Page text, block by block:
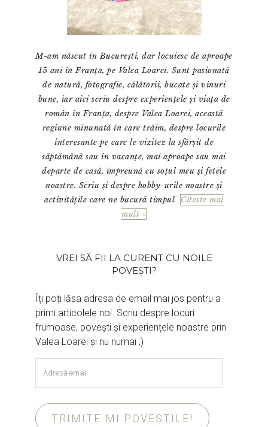
M-am născut în București, dar locuiesc de aproape
15 ani în Franța, pe Valea Loarei. Sunt pasionată
de natură, fotografie, călătorii, bucate și vinuri
bune, iar aici scriu despre experiențele și viața de
român în Franța, despre Valea Loarei, această
regiune minunată în care trăim, despre locurile
interesante pe care le vizitez la sfârșit de
săptămână sau în vacanțe, mai aproape sau mai
departe de casă, împreună cu soțul meu și fetele
noastre. Scriu și despre hobby-urile noastre și
activitățile care ne bucură timpul
Citeste mai
mult »
VREI SĂ FII LA CURENT CU NOILE
POVEȘTI?
Îți poți lăsa adresa de email mai jos pentru a
primi articolele noi. Scriu despre locuri
frumoase, povești și experiențele noastre prin
Valea Loarei și nu numai ;)
email
TRIMITE-MI POVEȘTILE!